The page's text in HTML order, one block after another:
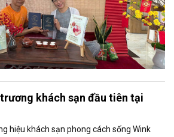
khách sạn đầu tiên tại
hiệu khách sạn phong cách sống Wink